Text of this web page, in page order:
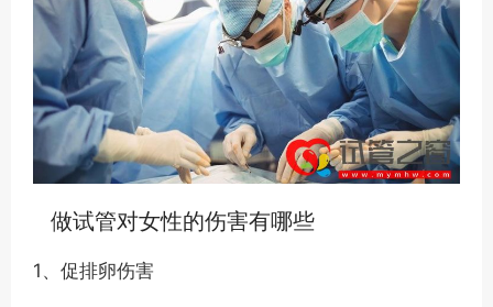
做试管对女性的伤害有哪些
1、促排卵伤害